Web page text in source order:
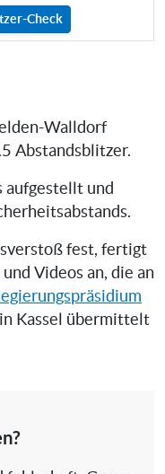
Check
Walldorf
Abstandsblitzer.
aufgestellt und
fest, fertigt
Videos an, die an
Kassel übermittelt